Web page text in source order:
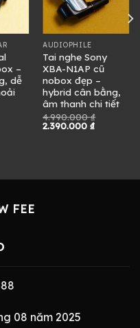
–
dễ
AUDIOPHILE
Tai nghe Sony
XBA-N1AP cũ
nobox đẹp –
hybrid cân bằng,
âm thanh chi tiết
4.990.000₫
Giá
2.390.000₫Giá
FEE
08 năm 2025